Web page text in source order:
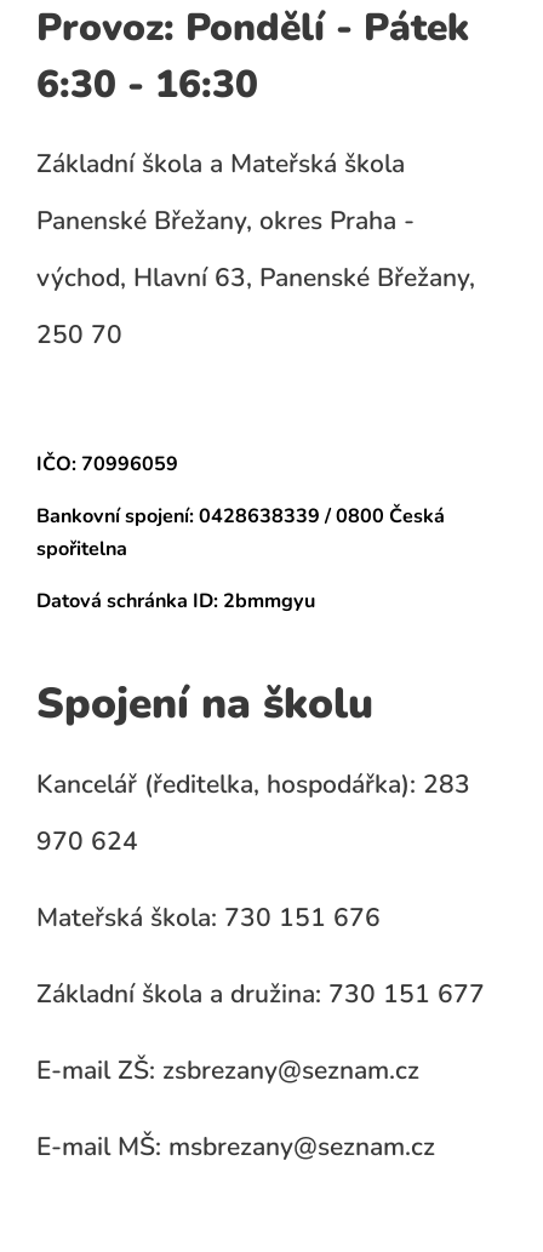
Provoz: Pondělí - Pátek
6:30 - 16:30
Základní škola a Mateřská škola
Panenské Břežany, okres Praha -
východ, Hlavní 63, Panenské Břežany,
250 70
IČO: 70996059
Bankovní spojení:0428638339 / 0800 Česká
spořitelna
Datová schránka ID: 2bmmgyu
Spojení na školu
Kancelář (ředitelka, hospodářka): 283
970 624
Mateřská škola: 730 151 676
Základní škola a družina: 730 151 677
E-mail ZŠ: zsbrezany@seznam.cz
E-mail MŠ: msbrezany@seznam.cz